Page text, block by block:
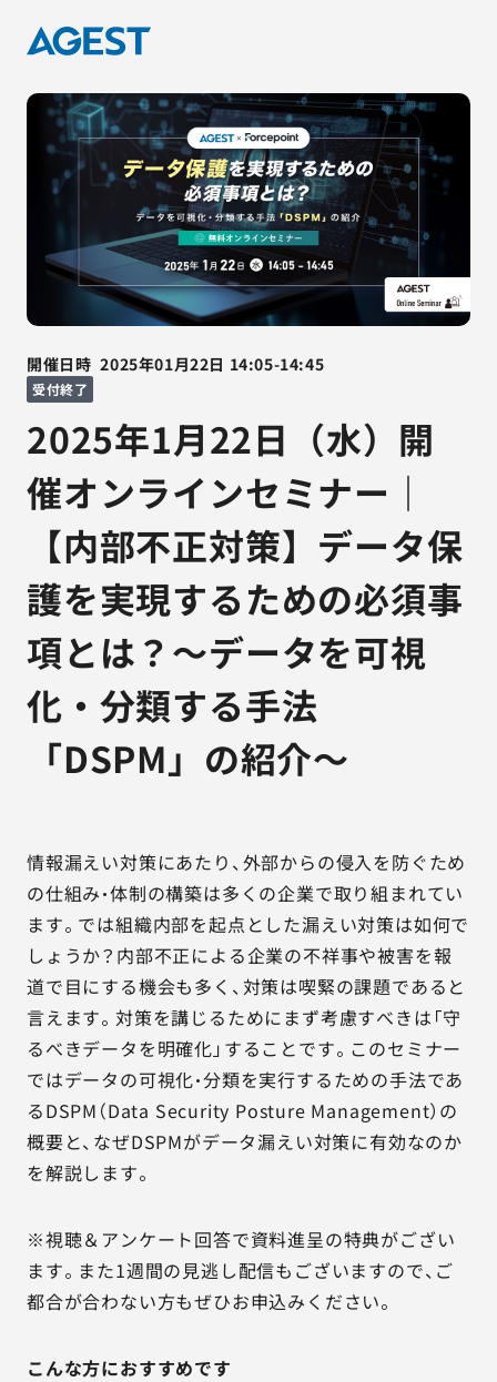
開催日時 2025年01月22日 14:05-14:45
受付終了
2025年1月22日（水）開
催オンラインセミナー｜
【内部不正対策】データ保
護を実現するための必須事
項とは？～データを可視
化・分類する手法
「DSPM」の紹介～
情報漏えい対策にあたり、外部からの侵入を防ぐため
の仕組み・体制の構築は多くの企業で取り組まれてい
ます。では組織内部を起点とした漏えい対策は如何で
しょうか？内部不正による企業の不祥事や被害を報
道で目にする機会も多く、対策は喫緊の課題であると
言えます。対策を講じるためにまず考慮すべきは「守
るべきデータを明確化」することです。このセミナー
ではデータの可視化・分類を実行するための手法であ
るDSPM（Data Security Posture Management）の
概要と、なぜDSPMがデータ漏えい対策に有効なのか
を解説します。
※視聴＆アンケート回答で資料進呈の特典がござい
ます。また1週間の見逃し配信もございますので、ご
都合が合わない方もぜひお申込みください。
こんな方におすすめです